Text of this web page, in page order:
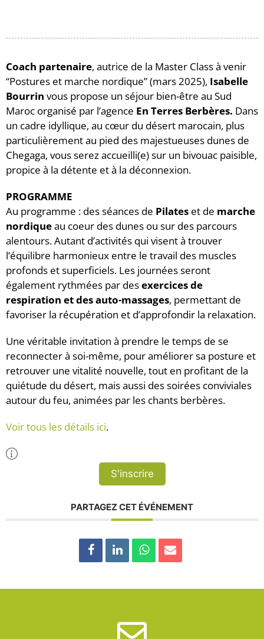
Coach partenaire, autrice de la Master Class à venir
“Postures et marche nordique” (mars 2025), Isabelle
Bourrin vous propose un séjour bien-être au Sud
Maroc organisé par l’agence En Terres Berbères. Dans
un cadre idyllique, au cœur du désert marocain, plus
particulièrement au pied des majestueuses dunes de
Chegaga, vous serez accueilli(e) sur un bivouac paisible,
propice à la détente et à la déconnexion.
PROGRAMME
Au programme : des séances de Pilates et de marche
nordiqueau coeur des dunes ou sur des parcours
alentours. Autant d’activités qui visent à trouver
l’équilibre harmonieux entre le travail des muscles
profonds et superficiels. Les journées seront
également rythmées par desexercices de
respiration et des auto-massages, permettant de
favoriser la récupération et d’approfondir la relaxation.
Une véritable invitation à prendre le temps de se
reconnecter à soi-même, pour améliorer sa posture et
retrouver une vitalité nouvelle, tout en profitant de la
quiétude du désert, mais aussi des soirées conviviales
autour du feu, animées par les chants berbères.
Voir tous les détails ici.
S'inscrire
PARTAGEZ CET ÉVÉNEMENT